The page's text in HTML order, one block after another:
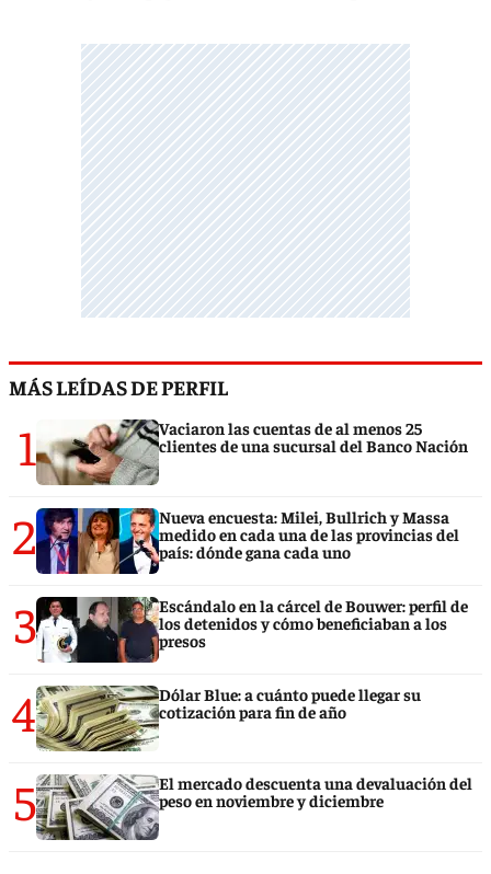
MÁS LEÍDAS DE PERFIL
1
Vaciaron las cuentas de al menos 25
clientes de una sucursal del Banco Nación
2
Nueva encuesta: Milei, Bullrich y Massa
medido en cada una de las provincias del
país: dónde gana cada uno
3
Escándalo en la cárcel de Bouwer: perfil de
los detenidos y cómo beneficiaban a los
presos
4
Dólar Blue: a cuánto puede llegar su
cotización para fin de año
5
El mercado descuenta una devaluación del
peso en noviembre y diciembre